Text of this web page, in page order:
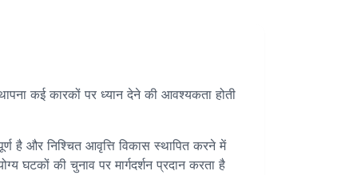
कई कारकों पर ध्यान देने की आवश्यकता होती
है और निश्चित आवृत्ति विकास स्थापित करने में
घटकों की चुनाव पर मार्गदर्शन प्रदान करता है